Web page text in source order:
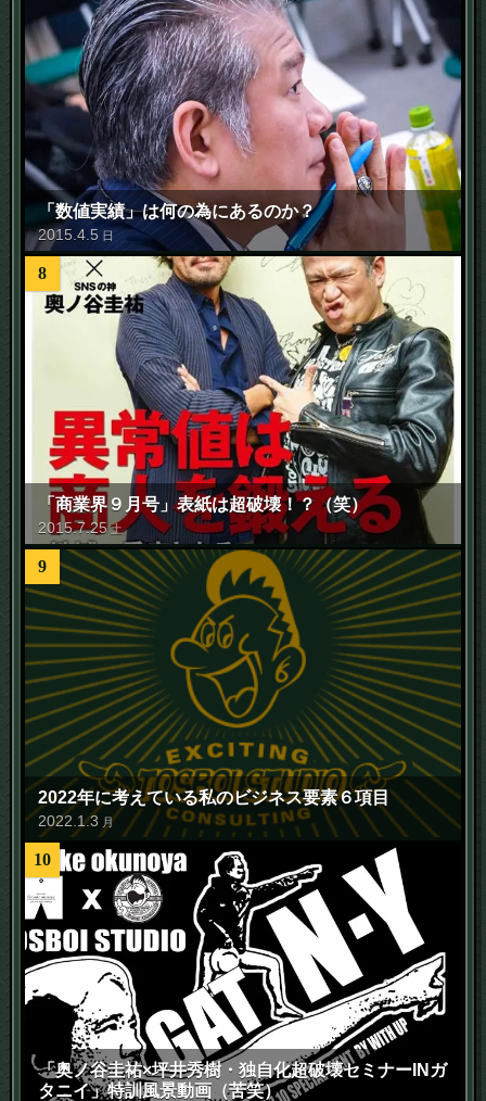
「数値実績」は何の為にあるのか？
2015 .4 .5 日
8
「商業界９月号」表紙は超破壊！？（笑）
2015.7.25 土
9
2022年に考えている私のビジネス要素６項目
2022 1.3 月
10
「奥ノ谷圭祐×坪井秀樹・独自化超破壊セミナーINガ
タニイ」特訓風景動画（苦笑）